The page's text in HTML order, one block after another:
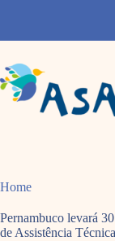
Home
Pernambuco levará
de Assistência